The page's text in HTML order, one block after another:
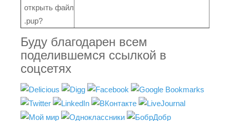
открыть файл
.pup?
Буду благодарен всем
поделившемся ссылкой в
соцсетях